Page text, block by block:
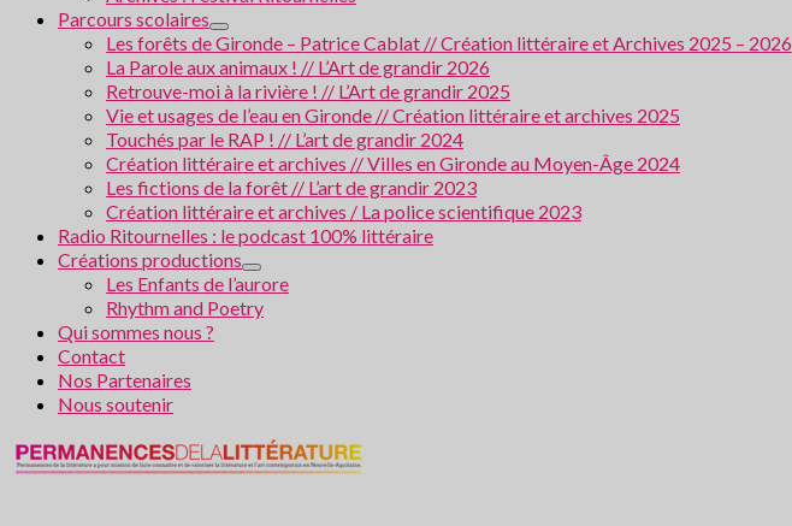
Parcours scolaires
Les forêts de Gironde – Patrice Cablat // Création littéraire et Archives 2025 – 2026
La Parole aux animaux ! // L’Art de grandir 2026
Retrouve-moi à la rivière ! // L’Art de grandir 2025
Vie et usages de l’eau en Gironde // Création littéraire et archives 2025
Touchés par le RAP ! // L’art de grandir 2024
Création littéraire et archives // Villes en Gironde au Moyen-Âge 2024
Les fictions de la forêt // L’art de grandir 2023
Création littéraire et archives / La police scientifique 2023
Radio Ritournelles : le podcast 100% littéraire
Créations productions
Les Enfants de l’aurore
Rhythm and Poetry
Qui sommes nous ?
Contact
Nos Partenaires
Nous soutenir